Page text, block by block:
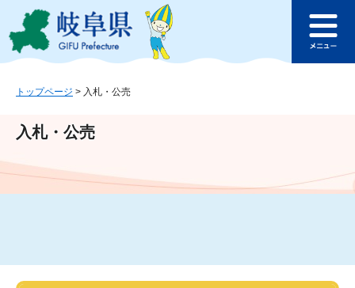
ジ
ュ
文
このページの本文へ
ュ
トップページ > 入札・公売
入札・公売